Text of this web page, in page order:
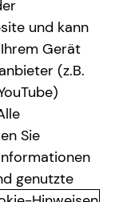
da!
und kann
Gerät
(z.B.
Sie
genutzte